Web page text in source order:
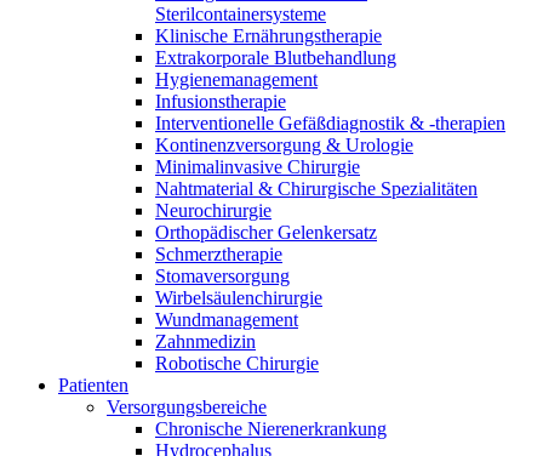
Gut zu wissen
MDR, eIFU & Co. – hier finden Sie nützliche Informationen
rund um unsere Produkte.
Im Dialog mit B. Braun. Hier treten Sie mit uns in
Verbindung.
Sterilcontainersysteme
Klinische Ernährungstherapie
Extrakorporale Blutbehandlung
Hygienemanagement
Infusionstherapie
Interventionelle Gefäßdiagnostik & -therapien
Kontinenzversorgung & Urologie
Minimalinvasive Chirurgie
Nahtmaterial & Chirurgische Spezialitäten
Neurochirurgie
Orthopädischer Gelenkersatz
Schmerztherapie
Stomaversorgung
Wirbelsäulenchirurgie
Wundmanagement
Zahnmedizin
Robotische Chirurgie
Patienten
Versorgungsbereiche
Chronische Nierenerkrankung
Hydrocephalus